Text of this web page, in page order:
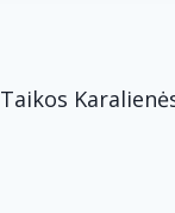
Taikos